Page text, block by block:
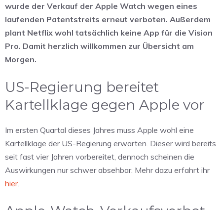
wurde der Verkauf der Apple Watch wegen eines
laufenden Patentstreits erneut verboten. Außerdem
plant Netflix wohl tatsächlich keine App für die Vision
Pro. Damit herzlich willkommen zur Übersicht am
Morgen.
US-Regierung bereitet
Kartellklage gegen Apple vor
Im ersten Quartal dieses Jahres muss Apple wohl eine
Kartellklage der US-Regierung erwarten. Dieser wird bereits
seit fast vier Jahren vorbereitet, dennoch scheinen die
Auswirkungen nur schwer absehbar. Mehr dazu erfahrt ihr
hier.